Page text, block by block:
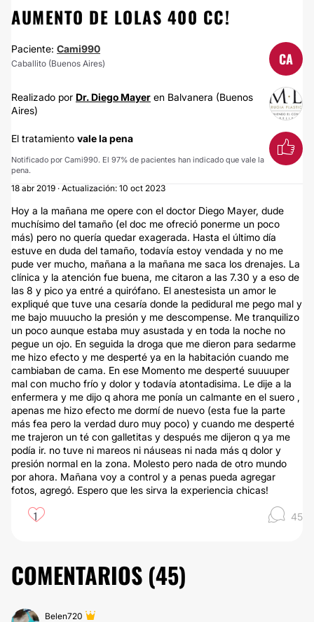
AUMENTO DE LOLAS 400 CC!
Paciente: Cami990
Caballito (Buenos Aires) CA
Realizado por Dr. Diego Mayer en Balvanera (Buenos
Aires)
El tratamiento vale la pena
Notificado por Cami990. El 97% de pacientes han indicado que vale la
pena.
18 abr 2019 · Actualización: 10 oct 2023
Hoy a la mañana me opere con el doctor Diego Mayer, dude
muchísimo del tamaño (el doc me ofreció ponerme un poco
más) pero no quería quedar exagerada. Hasta el último día
estuve en duda del tamaño, todavía estoy vendada y no me
pude ver mucho, mañana a la mañana me saca los drenajes. La
clínica y la atención fue buena, me citaron a las 7.30 y a eso de
las 8 y pico ya entré a quirófano. El anestesista un amor le
expliqué que tuve una cesaría donde la pedidural me pego mal y
me bajo muuucho la presión y me descompense. Me tranquilizo
un poco aunque estaba muy asustada y en toda la noche no
pegue un ojo. En seguida la droga que me dieron para sedarme
me hizo efecto y me desperté ya en la habitación cuando me
cambiaban de cama. En ese Momento me desperté suuuuper
mal con mucho frío y dolor y todavía atontadisima. Le dije a la
enfermera y me dijo q ahora me ponía un calmante en el suero ,
apenas me hizo efecto me dormí de nuevo (esta fue la parte
más fea pero la verdad duro muy poco) y cuando me desperté
me trajeron un té con galletitas y después me dijeron q ya me
podía ir. no tuve ni mareos ni náuseas ni nada más q dolor y
presión normal en la zona. Molesto pero nada de otro mundo
por ahora. Mañana voy a control y a penas pueda agregar
fotos, agregó. Espero que les sirva la experiencia chicas!
1 45
COMENTARIOS (45)
Belen720